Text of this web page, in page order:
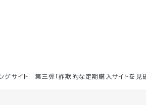
グサイト 第三弾「詐欺的な定期購入サイトを見